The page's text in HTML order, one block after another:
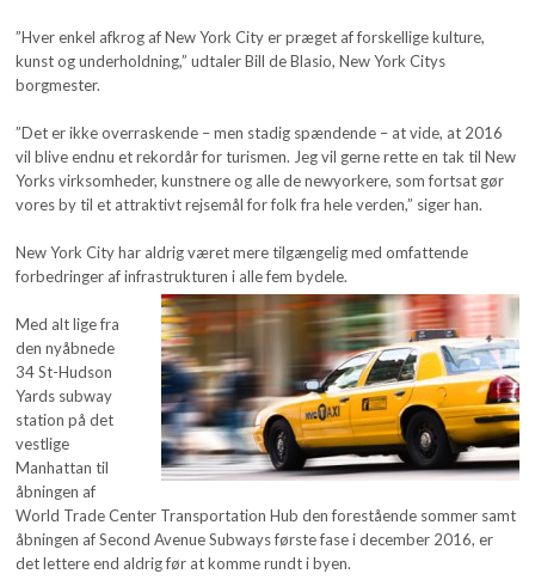
”Hver enkel afkrog af New York City er præget af forskellige kulture,
kunst og underholdning,” udtaler Bill de Blasio, New York Citys
borgmester.
”Det er ikke overraskende – men stadig spændende – at vide, at 2016
vil blive endnu et rekordår for turismen. Jeg vil gerne rette en tak til New
Yorks virksomheder, kunstnere og alle de newyorkere, som fortsat gør
vores by til et attraktivt rejsemål for folk fra hele verden,” siger han.
New York City har aldrig været mere tilgængelig med omfattende
forbedringer af infrastrukturen i alle fem bydele.
Med alt lige fra
den nyåbnede
34 St-Hudson
Yards subway
station på det
vestlige
Manhattan til
åbningen af
World Trade Center Transportation Hub den forestående sommer samt
åbningen af Second Avenue Subways første fase i december 2016, er
det lettere end aldrig før at komme rundt i byen.